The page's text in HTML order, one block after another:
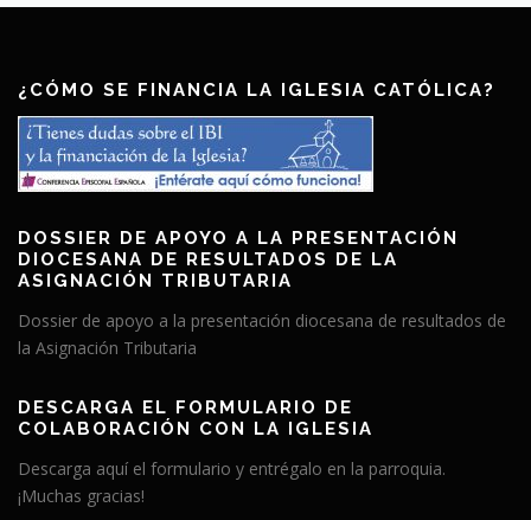
¿CÓMO SE FINANCIA LA IGLESIA CATÓLICA?
DOSSIER DE APOYO A LA PRESENTACIÓN
DIOCESANA DE RESULTADOS DE LA
ASIGNACIÓN TRIBUTARIA
Dossier de apoyo a la presentación diocesana de resultados de
la Asignación Tributaria
DESCARGA EL FORMULARIO DE
COLABORACIÓN CON LA IGLESIA
Descarga aquí el formulario y entrégalo en la parroquia.
¡Muchas gracias!